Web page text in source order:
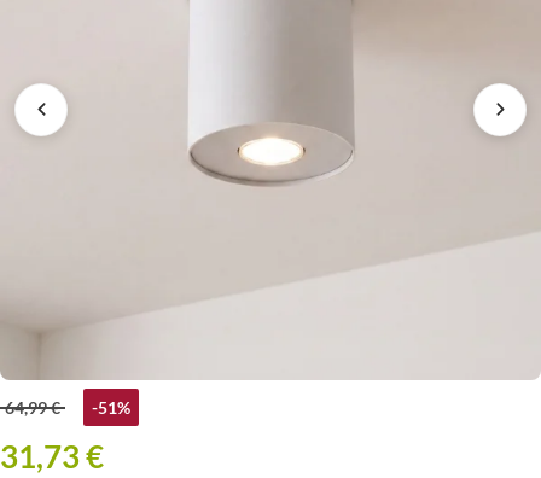
64,99 € -51%
31,73 €